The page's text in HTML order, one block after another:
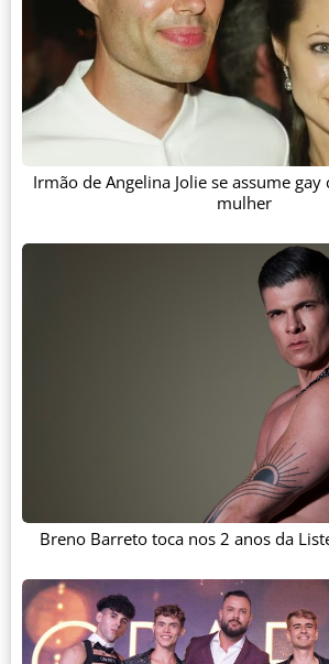
Irmão de Angelina Jolie se assume
mulher
Breno Barreto toca nos 2 anos da